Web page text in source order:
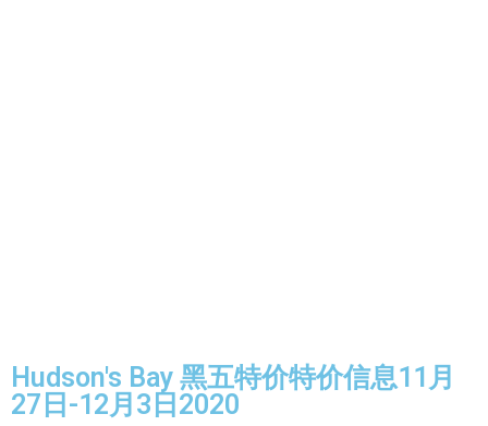
Hudson's Bay 黑五特价特价信息11月
27日-12月3日2020